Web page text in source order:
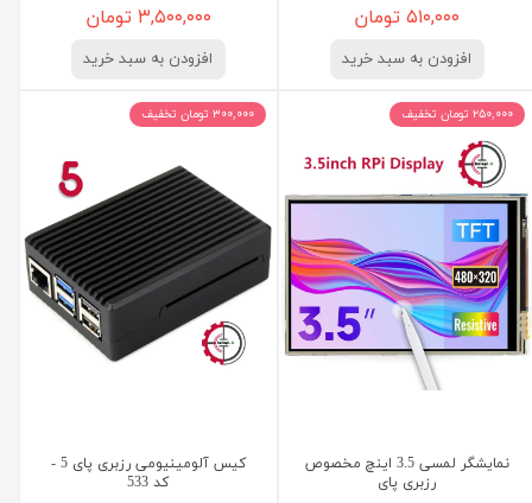
۵۱۰,۰۰۰ تومان
افزودن به سبد خرید
۳,۵۰۰,۰۰۰ تومان
افزودن به سبد خرید
نمایشگر لمسی 3.5 اینچ مخصوص
رزبری پای
۲۵۰,۰۰۰ تومان تخفیف
کیس آلومینیومی رزبری پای 5 -
کد 533
۳۰۰,۰۰۰ تومان تخفیف